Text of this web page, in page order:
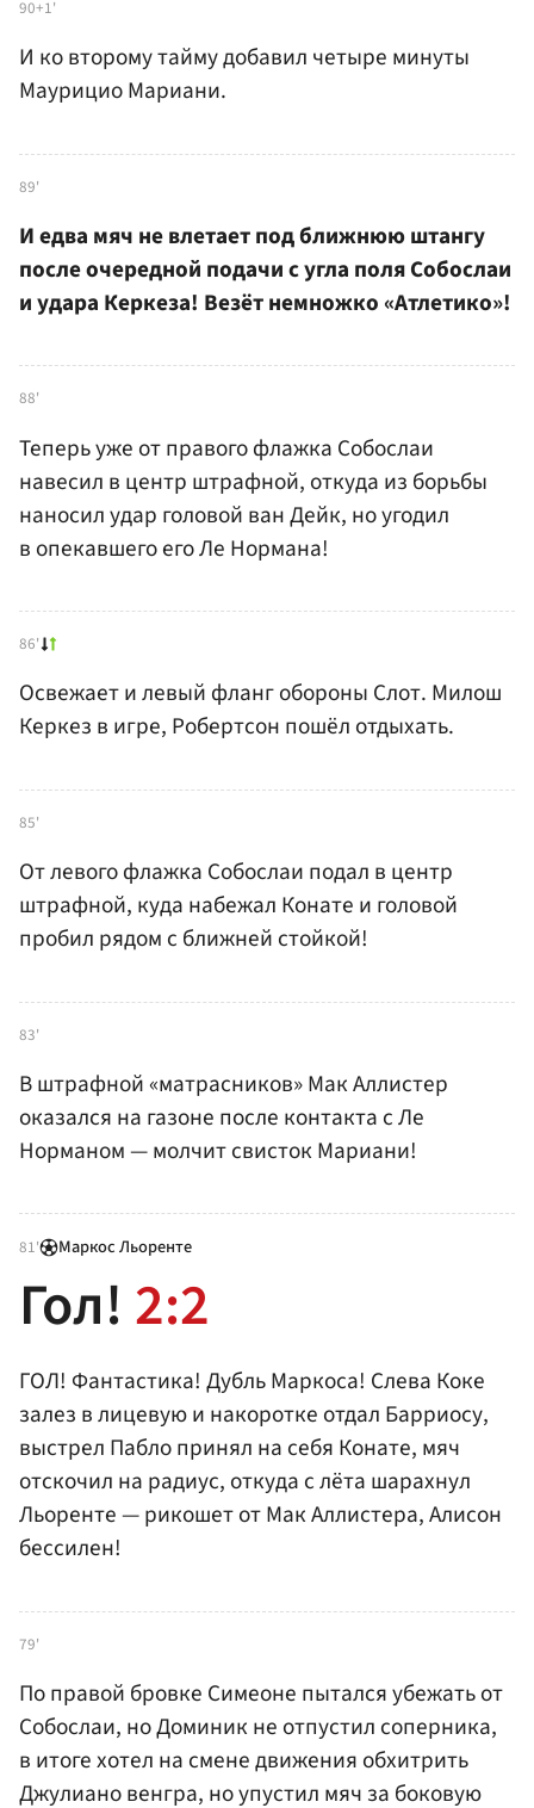
90+1'
И ко второму тайму добавил четыре минуты
Маурицио Мариани.
89'
И едва мяч не влетает под ближнюю штангу
после очередной подачи с угла поля Собослаи
и удара Керкеза! Везёт немножко «Атлетико»!
88'
Теперь уже от правого флажка Собослаи
навесил в центр штрафной, откуда из борьбы
наносил удар головой ван Дейк, но угодил
в опекавшего его Ле Нормана!
86'
Освежает и левый фланг обороны Слот. Милош
Керкез в игре, Робертсон пошёл отдыхать.
85'
От левого флажка Собослаи подал в центр
штрафной, куда набежал Конате и головой
пробил рядом с ближней стойкой!
83'
В штрафной «матрасников» Мак Аллистер
оказался на газоне после контакта с Ле
Норманом — молчит свисток Мариани!
81' Маркос Льоренте
Гол! 2:2
ГОЛ! Фантастика! Дубль Маркоса! Слева Коке
залез в лицевую и накоротке отдал Барриосу,
выстрел Пабло принял на себя Конате, мяч
отскочил на радиус, откуда с лёта шарахнул
Льоренте — рикошет от Мак Аллистера, Алисон
бессилен!
79'
По правой бровке Симеоне пытался убежать от
Собослаи, но Доминик не отпустил соперника,
в итоге хотел на смене движения обхитрить
Джулиано венгра, но упустил мяч за боковую